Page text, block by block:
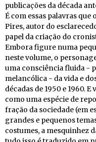
publicações da década
É com essas palavras
Pires, autor do
papel da criação do
Embora figure numa
neste volume, o
uma consciência fluida -
melancólica - da vida e
décadas de 1950 e 1960.
como uma espécie de
fração da sociedade (em
grandes e pequenos
costumes, a mesquinhez